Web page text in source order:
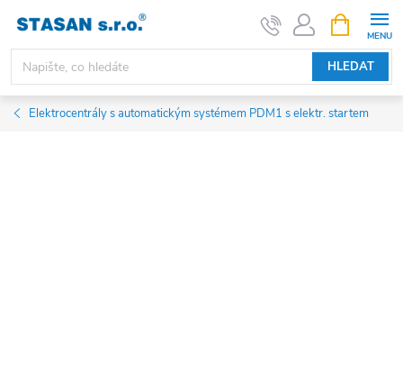
obsah
HLEDAT
NÁKUPNÍ
KOŠÍK
Elektrocentrály s automatickým systémem PDM1 s elektr. startem